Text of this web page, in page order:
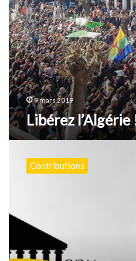
9 mars 2019
Libérez l’Algérie
réforme
Contributions